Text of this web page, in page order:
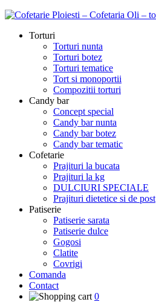
Torturi
Torturi nunta
Torturi botez
Torturi tematice
Tort si monoportii
Compozitii torturi
Candy bar
Concept special
Candy bar nunta
Candy bar botez
Candy bar tematic
Cofetarie
Prajituri la bucata
Prajituri la kg
DULCIURI SPECIALE
Prajituri dietetice si de post
Patiserie
Patiserie sarata
Patiserie dulce
Gogosi
Clatite
Covrigi
Comanda
Contact
0